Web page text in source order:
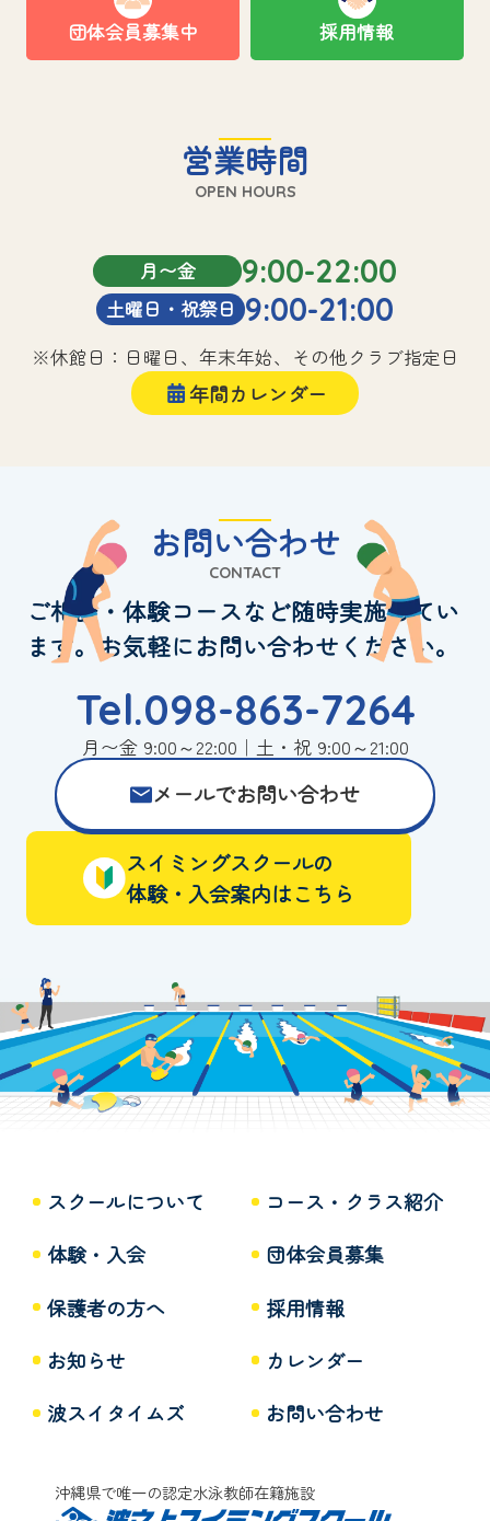
団体会員募集中 採用情報
営業時間
OPEN HOURS
月〜金 9:00-22:00
土曜日・祝祭日 9:00-21:00
※休館日：日曜日、年末年始、その他クラブ指定日
年間カレンダー
お問い合わせ
CONTACT
ご相談・体験コースなど随時実施してい
ます。お気軽にお問い合わせください。
Tel.098-863-7264
月〜金 9:00～22:00｜土・祝 9:00～21:00
メールでお問い合わせ
スイミングスクールの
体験・入会案内はこちら
スクールについて
コース・クラス紹介
体験・入会
団体会員募集
保護者の方へ
採用情報
お知らせ
カレンダー
波スイタイムズ
お問い合わせ
沖縄県で唯一の認定水泳教師在籍施設